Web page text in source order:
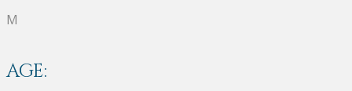
M
AGE: